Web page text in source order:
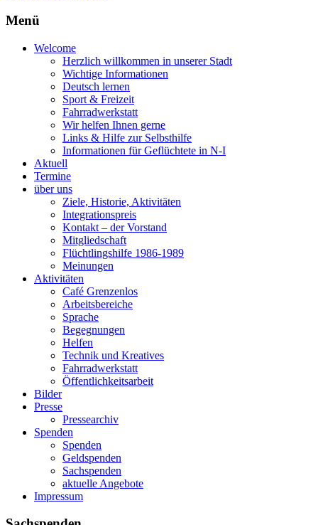
Menü
Welcome
Herzlich willkommen in unserer Stadt
Wichtige Informationen
Deutsch lernen
Sport & Freizeit
Fahrradwerkstatt
Wir helfen Ihnen gerne
Links & Hilfe zur Selbsthilfe
Informationen für Geflüchtete in N-I
Aktuell
Termine
über uns
Ziele, Historie, Aktivitäten
Integrationspreis
Kontakt – der Vorstand
Mitgliedschaft
Flüchtlingshilfe 1986-1989
Meinungen
Aktivitäten
Café Grenzenlos
Arbeitsbereiche
Sprache
Begegnungen
Helfen
Technik und Kreatives
Fahrradwerkstatt
Öffentlichkeitsarbeit
Bilder
Presse
Pressearchiv
Spenden
Spenden
Geldspenden
Sachspenden
aktuelle Angebote
Impressum